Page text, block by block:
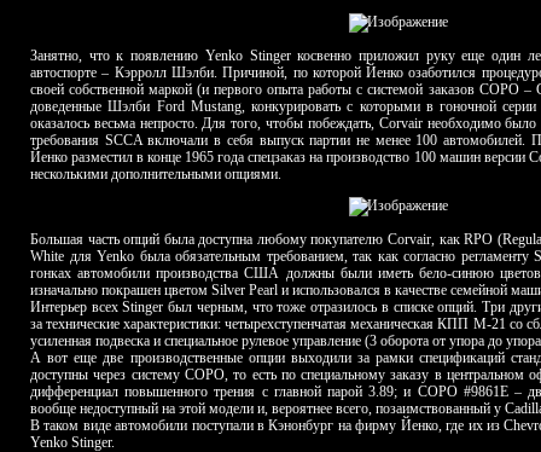
Занятно, что к появлению Yenko Stinger косвенно приложил руку еще один
автоспорте – Кэрролл Шэлби. Причиной, по которой Йенко озаботился
своей собственной маркой (и первого опыта работы с системой заказов COPO
доведенные Шэлби Ford Mustang, конкурировать с которыми в гоночной
оказалось весьма непросто. Для того, чтобы побеждать, Corvair необходимо
требования SCCA включали в себя выпуск партии не менее 100 автомобилей.
Йенко разместил в конце 1965 года спецзаказ на производство 100 машин версии
несколькими дополнительными опциями.
Большая часть опций была доступна любому покупателю Corvair, как RPO
White для Yenko была обязательным требованием, так как согласно
гонках автомобили производства США должны были иметь бело-синюю
изначально покрашен цветом Silver Pearl и использовался в качестве семейной
Интерьер всех Stinger был черным, что тоже отразилось в списке опций. Три
за технические характеристики: четырехступенчатая механическая КПП M-21 со
усиленная подвеска и специальное рулевое управление (3 оборота от упора до
А вот еще две производственные опции выходили за рамки спецификаций
доступны через систему COPO, то есть по специальному заказу в
дифференциал повышенного трения с главной парой 3.89; и COPO #9861E –
вообще недоступный на этой модели и, вероятнее всего, позаимствованный у
В таком виде автомобили поступали в Кэнонбург на фирму Йенко, где их из
Yenko Stinger.